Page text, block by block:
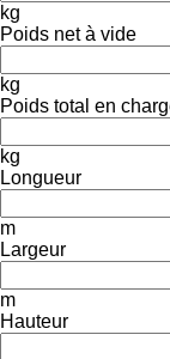
kg
Poids net à vide
kg
Poids total en
kg
Longueur
m
Largeur
m
Hauteur